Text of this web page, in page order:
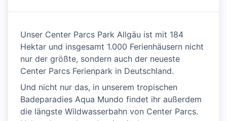
Unser Center Parcs Park Allgäu ist mit 184
Hektar und insgesamt 1.000 Ferienhäusern nicht
nur der größte, sondern auch der neueste
Center Parcs Ferienpark in Deutschland.
Und nicht nur das, in unserem tropischen
Badeparadies Aqua Mundo findet ihr außerdem
die längste Wildwasserbahn von Center Parcs.